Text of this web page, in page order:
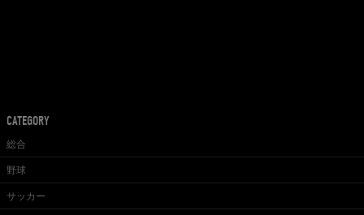
CATEGORY
総合
野球
サッカー